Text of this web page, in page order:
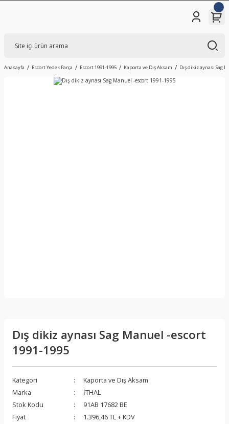
Anasayfa Escort Yedek Parça Escort 1991-1995 Kaporta ve Dış Aksam Dış dikiz aynası Sag
Dış dikiz aynası Sag Manuel -escort
1991-1995
Kategori
Kaporta ve Dış Aksam
Marka
İTHAL
Stok Kodu
91AB 17682 BE
Fiyat
1.396,46 TL + KDV